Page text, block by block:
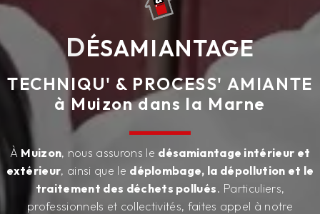
DÉSAMIANTAGE
TECHNIQU' & PROCESS' AMIANTE
à Muizon dans la Marne
À Muizon, nous assurons le désamiantage intérieur et
extérieur, ainsi que le déplombage, la dépollution et le
traitement des déchets pollués. Particuliers,
professionnels et collectivités, faites appel à notre